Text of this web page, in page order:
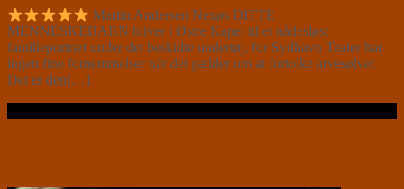
Martin Andersen Nexøs DITTE
MENNESKEBARN bliver i Østre Kapel til et nådesløst
familieportræt under det beskidte undertøj, for Sydhavn Teater har
ingen fine fornemmelser når det gælder om at fortolke arvesølvet.
Det er den[…]